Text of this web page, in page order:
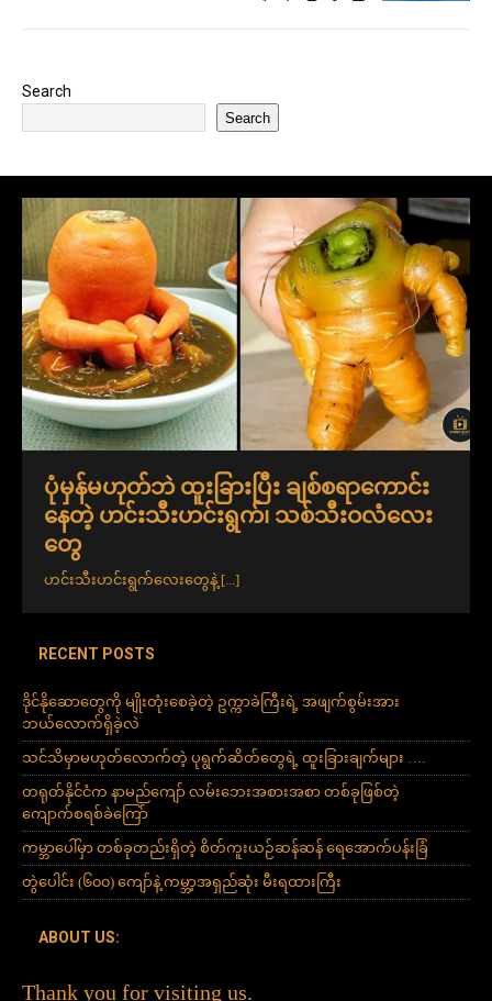
Search
Search
ပုံမှန်မဟုတ်ဘဲ ထူးခြားပြီး ချစ်စရာကောင်း
နေတဲ့ ဟင်းသီးဟင်းရွက်၊ သစ်သီးဝလံလေး
တွေ
ဟင်းသီးဟင်းရွက်လေးတွေနဲ့ [...]
RECENT POSTS
ဒိုင်နိုဆောတွေကို မျိုးတုံးစေခဲ့တဲ့ ဥက္ကာခဲကြီးရဲ့ အဖျက်စွမ်းအား
ဘယ်လောက်ရှိခဲ့လဲ
သင်သိမှာမဟုတ်လောက်တဲ့ ပုရွက်ဆိတ်တွေရဲ့ ထူးခြားချက်များ ….
တရုတ်နိုင်ငံက နာမည်ကျော် လမ်းဘေးအစားအစာ တစ်ခုဖြစ်တဲ့
ကျောက်စရစ်ခဲကြော်
ကမ္ဘာပေါ်မှာ တစ်ခုတည်းရှိတဲ့ စိတ်ကူးယဉ်ဆန်ဆန် ရေအောက်ပန်းခြံ
တွဲပေါင်း (၆၀၀) ကျော်နဲ့ ကမ္ဘာ့အရှည်ဆုံး မီးရထားကြီး
ABOUT US:
Thank you for visiting us.